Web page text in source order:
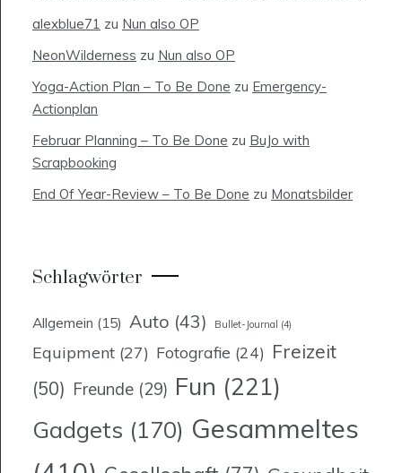
alexblue71 zu Nun also OP
NeonWilderness zu Nun also OP
Yoga-Action Plan – To Be Done zu Emergency-
Actionplan
Februar Planning – To Be Done zu BuJo with
Scrapbooking
End Of Year-Review – To Be Done zu Monatsbilder
Schlagwörter
Allgemein (15) Auto (43) Bullet-Journal (4)
Equipment (27) Fotografie (24) Freizeit
(50) Freunde (29) Fun (221)
Gadgets (170) Gesammeltes